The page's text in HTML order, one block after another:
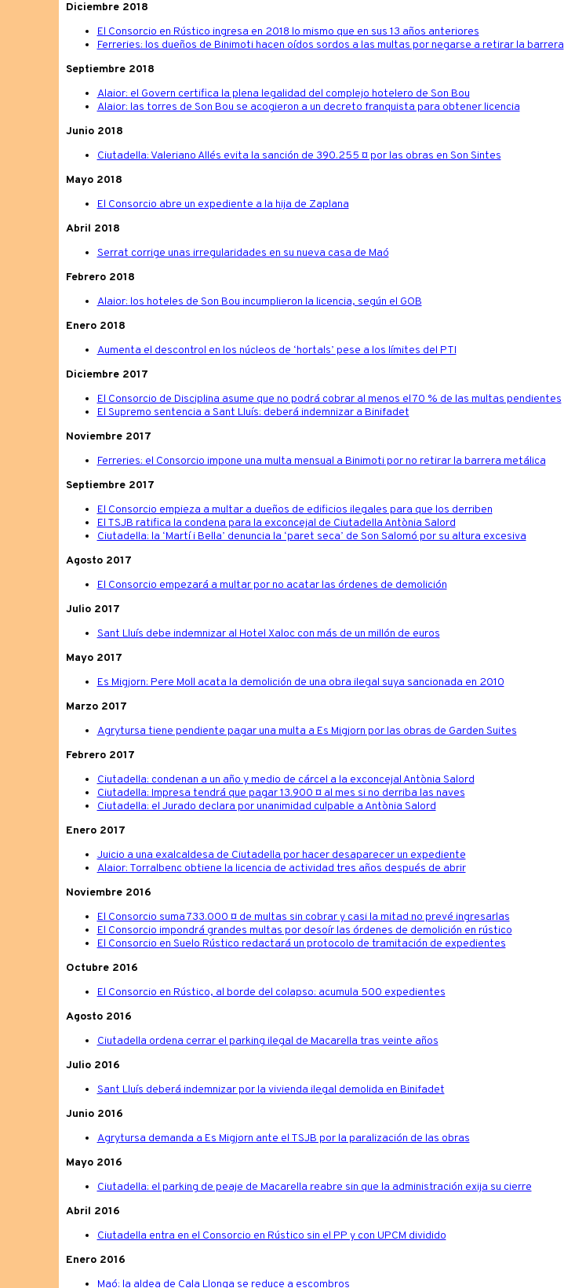
Diciembre 2018
El Consorcio en Rústico ingresa en 2018 lo mismo que en sus 13 años anteriores
Ferreries: los dueños de Binimoti hacen oídos sordos a las multas por negarse a retirar la barrera
Septiembre 2018
Alaior: el Govern certifica la plena legalidad del complejo hotelero de Son Bou
Alaior: las torres de Son Bou se acogieron a un decreto franquista para obtener licencia
Junio 2018
Ciutadella: Valeriano Allés evita la sanción de 390.255 ¤ por las obras en Son Sintes
Mayo 2018
El Consorcio abre un expediente a la hija de Zaplana
Abril 2018
Serrat corrige unas irregularidades en su nueva casa de Maó
Febrero 2018
Alaior: los hoteles de Son Bou incumplieron la licencia, según el GOB
Enero 2018
Aumenta el descontrol en los núcleos de ‘hortals’ pese a los límites del PTI
Diciembre 2017
El Consorcio de Disciplina asume que no podrá cobrar al menos el 70 % de las multas pendientes
El Supremo sentencia a Sant Lluís: deberá indemnizar a Binifadet
Noviembre 2017
Ferreries: el Consorcio impone una multa mensual a Binimoti por no retirar la barrera metálica
Septiembre 2017
El Consorcio empieza a multar a dueños de edificios ilegales para que los derriben
El TSJB ratifica la condena para la exconcejal de Ciutadella Antònia Salord
Ciutadella: la ‘Martí i Bella’ denuncia la ‘paret seca’ de Son Salomó por su altura excesiva
Agosto 2017
El Consorcio empezará a multar por no acatar las órdenes de demolición
Julio 2017
Sant Lluís debe indemnizar al Hotel Xaloc con más de un millón de euros
Mayo 2017
Es Migjorn: Pere Moll acata la demolición de una obra ilegal suya sancionada en 2010
Marzo 2017
Agrytursa tiene pendiente pagar una multa a Es Migjorn por las obras de Garden Suites
Febrero 2017
Ciutadella: condenan a un año y medio de cárcel a la exconcejal Antònia Salord
Ciutadella: Impresa tendrá que pagar 13.900 ¤ al mes si no derriba las naves
Ciutadella: el Jurado declara por unanimidad culpable a Antònia Salord
Enero 2017
Juicio a una exalcaldesa de Ciutadella por hacer desaparecer un expediente
Alaior: Torralbenc obtiene la licencia de actividad tres años después de abrir
Noviembre 2016
El Consorcio suma 733.000 ¤ de multas sin cobrar y casi la mitad no prevé ingresarlas
El Consorcio impondrá grandes multas por desoír las órdenes de demolición en rústico
El Consorcio en Suelo Rústico redactará un protocolo de tramitación de expedientes
Octubre 2016
El Consorcio en Rústico, al borde del colapso: acumula 500 expedientes
Agosto 2016
Ciutadella ordena cerrar el parking ilegal de Macarella tras veinte años
Julio 2016
Sant Lluís deberá indemnizar por la vivienda ilegal demolida en Binifadet
Junio 2016
Agrytursa demanda a Es Migjorn ante el TSJB por la paralización de las obras
Mayo 2016
Ciutadella: el parking de peaje de Macarella reabre sin que la administración exija su cierre
Abril 2016
Ciutadella entra en el Consorcio en Rústico sin el PP y con UPCM dividido
Enero 2016
Maó: la aldea de Cala Llonga se reduce a escombros